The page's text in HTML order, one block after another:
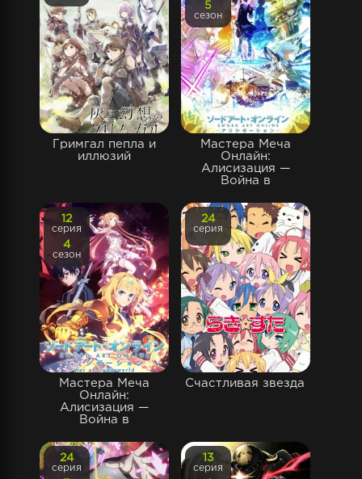
Гримгал пепла и
иллюзий
Мастера Меча
Онлайн:
Алисизация —
Война в
5
сезон
Мастера Меча
Онлайн:
Алисизация —
Война в
12
серия
4
сезон
Счастливая звезда
24
серия
24
серия
13
серия